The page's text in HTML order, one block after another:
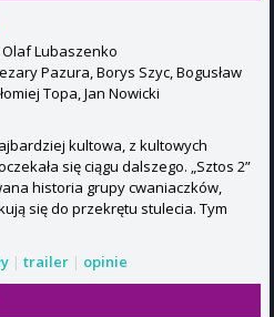
Lubaszenko
Pazura, Borys Szyc, Bogusław
Topa, Jan Nowicki
kultowa, z kultowych
się ciągu dalszego. „Sztos 2”
historia grupy cwaniaczków,
się do przekrętu stulecia. Tym
| trailer | opinie